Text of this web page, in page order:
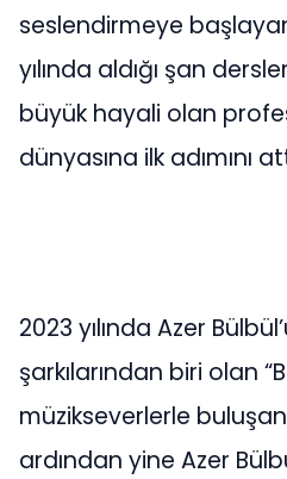
seslendirmeye
yılında aldığı şan
büyük hayali olan
dünyasına ilk adımını
2023 yılında Azer
şarkılarından biri olan
müzikseverlerle
ardından yine Azer